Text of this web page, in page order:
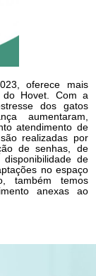
oferece mais
do Hovet. Com a
dos gatos
aumentaram,
atendimento de
realizadas por
de senhas, de
de
no espaço
também temos
anexas ao